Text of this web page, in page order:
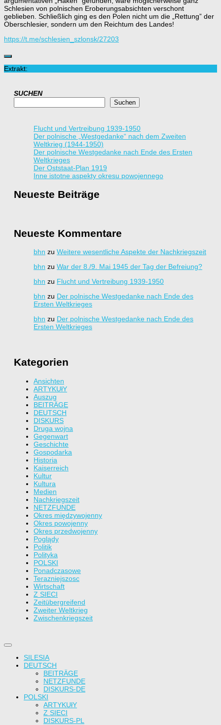
Schlesien von polnischen Eroberungsabsichten verschont
geblieben. Schließlich ging es den Polen nicht um die „Rettung” der
Oberschlesier, sondern um den Reichtum des Landes!
https://t.me/schlesien_szlonsk/27203
Extrakt:
SUCHEN
Suchen
Flucht und Vertreibung 1939-1950
Der polnische „Westgedanke“ nach dem Zweiten
Weltkrieg (1944-1950)
Der polnische Westgedanke nach Ende des Ersten
Weltkrieges
Der Oststaat-Plan 1919
Inne istotne aspekty okresu powojennego
Neueste Beiträge
Neueste Kommentare
bhn zu Weitere wesentliche Aspekte der Nachkriegszeit
bhn zu War der 8./9. Mai 1945 der Tag der Befreiung?
bhn zu Flucht und Vertreibung 1939-1950
bhn zu Der polnische Westgedanke nach Ende des
Ersten Weltkrieges
bhn zu Der polnische Westgedanke nach Ende des
Ersten Weltkrieges
Kategorien
Ansichten
ARTYKUłY
Auszug
BEITRÄGE
DEUTSCH
DISKURS
Druga wojna
Gegenwart
Geschichte
Gospodarka
Historia
Kaiserreich
Kultur
Kultura
Medien
Nachkriegszeit
NETZFUNDE
Okres międzywojenny
Okres powojenny
Okres przedwojenny
Poglądy
Politik
Polityka
POLSKI
Ponadczasowe
Terazniejszosc
Wirtschaft
Z SIECI
Zeitübergreifend
Zweiter Weltkrieg
Zwischenkriegszeit
SILESIA
DEUTSCH
BEITRÄGE
NETZFUNDE
DISKURS-DE
POLSKI
ARTYKUłY
Z SIECI
DISKURS-PL